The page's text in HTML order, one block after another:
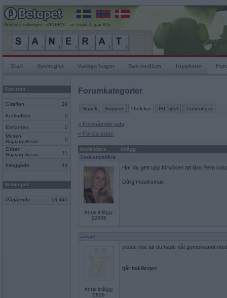
Senaste rullningen, sANERAT, av tequila5 gav 82p
Start Spelregler Vanliga frågor Sök medlem Topplistor
Spelrum
Giraffen 29
Krokodilen 0
Elefanten
0
Musen
Böjningslistan
0
Grisen
Böjningslistan
15
Inloggade 44
Mobilspel
Pågående 18 445
Forumkategorier
Snack Support Ordlekar IRL-spel Turneringar
« Föregående sida
« Första sidan
Användare
Inlägg
SmålandsMira
Antal inlägg:
22535
Har du gett upp försöken att lära Rem
Dålig musiksmak
åskarl
Antal inlägg:
5826
visste inte att du hade nåt gemensamt
går baklänges